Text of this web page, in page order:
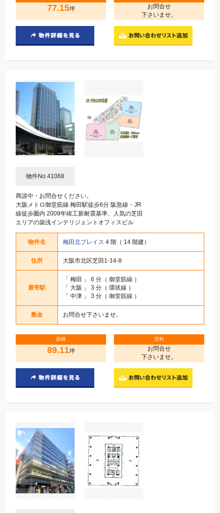
77.15坪
お問合せ
下さいませ。
物件No.41068
商談中・お問合せください。
大阪メトロ御堂筋線 梅田駅徒歩6分 阪急線・JR
線徒歩圏内 2009年竣工新耐震基準、人気の芝田
エリアの築浅インテリジェントオフィスビル
物件名 梅田北プレイス 4 階（ 14 階建）
住所 大阪市北区芝田1-14-8
最寄駅
「 梅田
」 6 分（ 御堂筋線 ）
「 大阪
」 3 分（ 環状線 ）
「 中津 」 3 分（ 御堂筋線 ）
敷金 お問合せ下さいませ。
面積
89.11坪
賃料
お問合せ
下さいませ。